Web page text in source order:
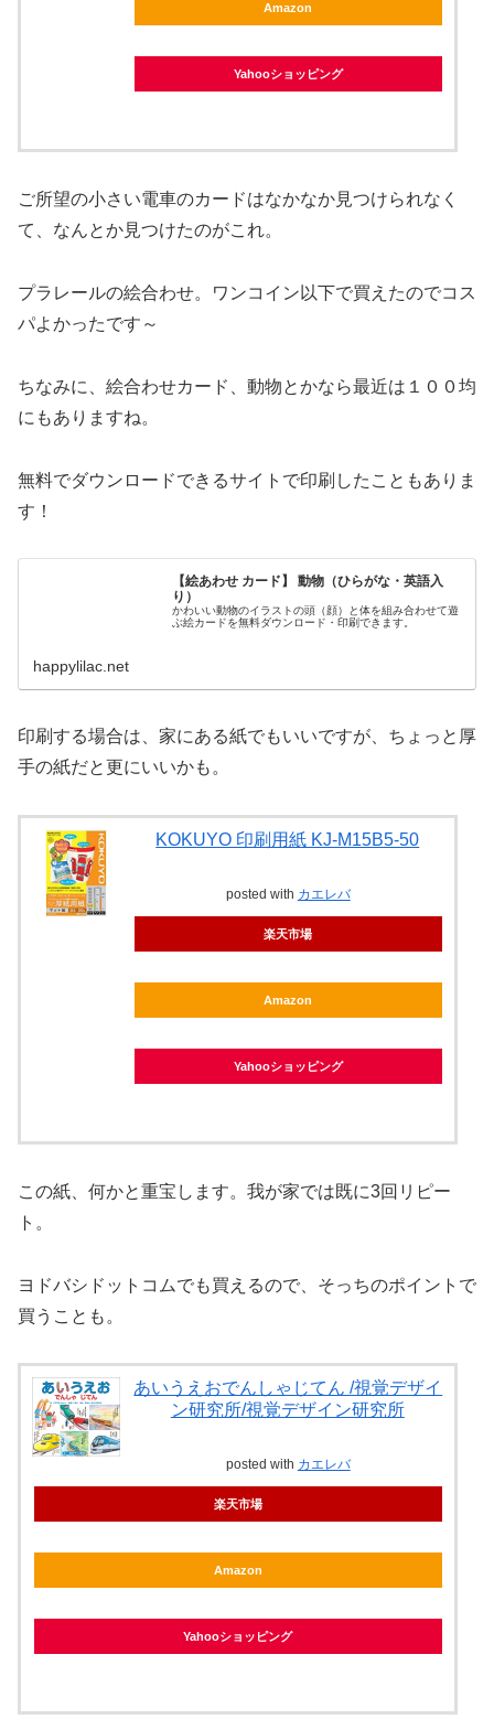
Amazon
Yahooショッピング
ご所望の小さい電車のカードはなかなか見つけられなく
て、なんとか見つけたのがこれ。
プラレールの絵合わせ。ワンコイン以下で買えたのでコス
パよかったです～
ちなみに、絵合わせカード、動物とかなら最近は１００均
にもありますね。
無料でダウンロードできるサイトで印刷したこともありま
す！
【絵あわせ カード】 動物（ひらがな・英語入
り）
かわいい動物のイラストの頭（顔）と体を組み合わせて遊
ぶ絵カードを無料ダウンロード・印刷できます。
happylilac.net
印刷する場合は、家にある紙でもいいですが、ちょっと厚
手の紙だと更にいいかも。
KOKUYO 印刷用紙 KJ-M15B5-50
posted with カエレバ
楽天市場
Amazon
Yahooショッピング
この紙、何かと重宝します。我が家では既に3回リピー
ト。
ヨドバシドットコムでも買えるので、そっちのポイントで
買うことも。
あいうえおでんしゃじてん /視覚デザイ
ン研究所/視覚デザイン研究所
posted with カエレバ
楽天市場
Amazon
Yahooショッピング